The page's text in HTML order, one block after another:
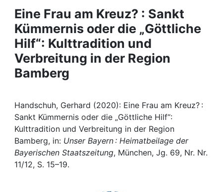
Projects
People
Institutions
My FIS
Help
Eine Frau am Kreuz? : Sankt
Kümmernis oder die „Göttliche
Hilf“: Kulttradition und
Verbreitung in der Region
Bamberg
Handschuh, Gerhard (2020): Eine Frau am Kreuz? :
Sankt Kümmernis oder die „Göttliche Hilf“:
Kulttradition und Verbreitung in der Region
Bamberg, in: Unser Bayern : Heimatbeilage der
Bayerischen Staatszeitung, München, Jg. 69, Nr. Nr.
11/12, S. 15–19.